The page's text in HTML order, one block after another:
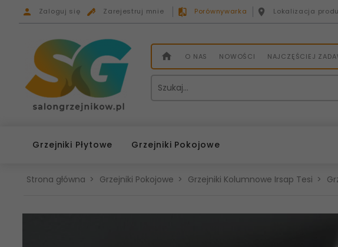
Zaloguj się Zarejestruj mnie Porównywarka Lokalizacja
O NAS NOWOŚCI NAJCZĘŚCIEJ
Grzejniki Płytowe Grzejniki Pokojowe
Strona główna Grzejniki Pokojowe Grzejniki Kolumnowe Irsap Tesi